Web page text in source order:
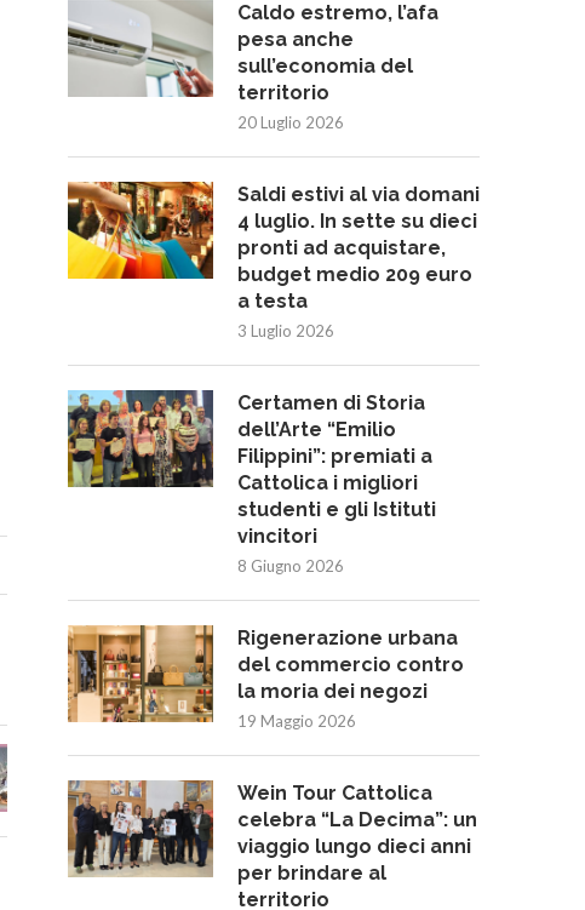
Caldo estremo, l’afa
pesa anche
sull’economia del
territorio
20 Luglio 2026
Saldi estivi al via domani
4 luglio. In sette su dieci
pronti ad acquistare,
budget medio 209 euro
a testa
3 Luglio 2026
Certamen di Storia
dell’Arte “Emilio
Filippini”: premiati a
Cattolica i migliori
studenti e gli Istituti
vincitori
8 Giugno 2026
Rigenerazione urbana
del commercio contro
la moria dei negozi
19 Maggio 2026
Wein Tour Cattolica
celebra “La Decima”: un
viaggio lungo dieci anni
per brindare al
territorio